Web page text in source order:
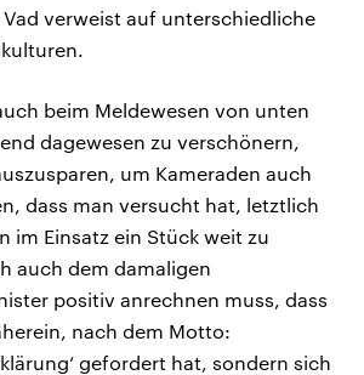
Vad verweist auf unterschiedliche
beim Meldewesen von unten
dagewesen zu verschönern,
um Kameraden auch
dass man versucht hat, letztlich
im Einsatz ein Stück weit zu
auch dem damaligen
positiv anrechnen muss, dass
nach dem Motto:
gefordert hat, sondern sich